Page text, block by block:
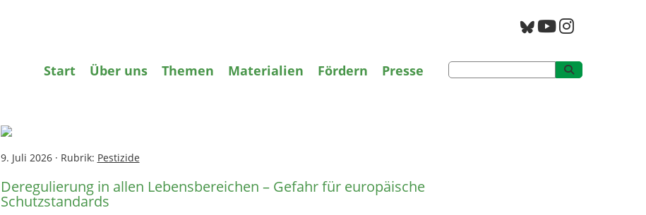
Start Über uns Themen Materialien Fördern Presse
Pestizide »Deregulierung in allen Lebensbereichen – Gefahr für europäische
9. Juli 2026· Rubrik: Pestizide
Deregulierung in allen Lebensbereichen – Gefahr für europäische
Schutzstandards